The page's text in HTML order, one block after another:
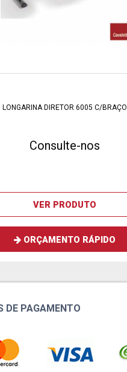
LONGARINA DIRETOR 6005 C/BRAÇO
Consulte-nos
VER PRODUTO
ORÇAMENTO RÁPIDO
DE PAGAMENTO